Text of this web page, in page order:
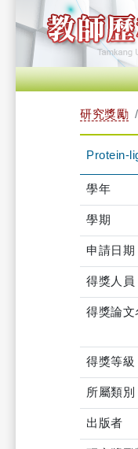
研究獎勵
Protein-
學年
學期
申請日期
得獎人員
得獎論文
得獎等級
所屬類別
出版者